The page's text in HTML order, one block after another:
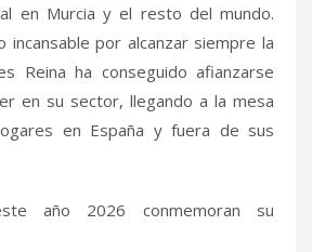
en Murcia y el resto del mundo.
incansable por alcanzar siempre la
Reina ha conseguido afianzarse
en su sector, llegando a la mesa
en España y fuera de sus
año 2026 conmemoran su